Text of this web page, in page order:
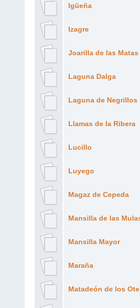
Igüeña
Izagre
Joarilla de las Matas
Laguna Dalga
Laguna de Negrillos
Llamas de la Ribera
Lucillo
Luyego
Magaz de Cepeda
Mansilla de las
Mansilla Mayor
Maraña
Matadeón de los